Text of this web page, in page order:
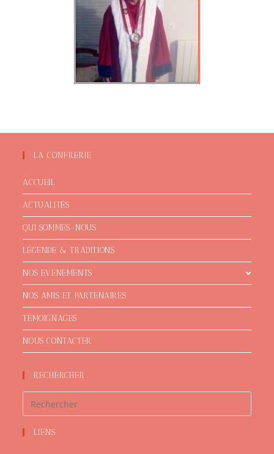
LA CONFRERIE
ACCUEIL
ACTUALITÉS
QUI SOMMES-NOUS
LÉGENDE & TRADITIONS
NOS EVENEMENTS
NOS AMIS ET PARTENAIRES
TÉMOIGNAGES
NOUS CONTACTER
RECHERCHER
LIENS